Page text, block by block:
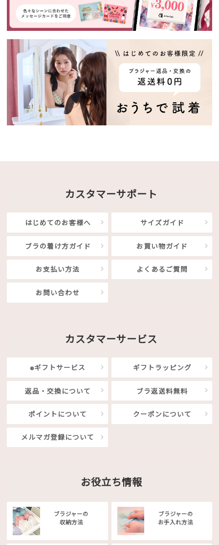
カスタマーサポート
はじめてのお客様へ サイズガイド
ブラの着け方ガイド お買い物ガイド
お支払い方法 よくあるご質問
お問い合わせ
カスタマーサービス
eギフトサービス ギフトラッピング
返品・交換について ブラ返送料無料
ポイントについて クーポンについて
メルマガ登録について
お役立ち情報
ブラジャーの
収納方法
ブラジャーの
お手入れ方法